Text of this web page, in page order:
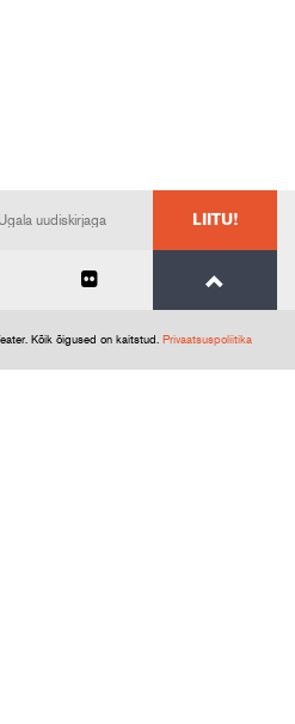
LIITU!
Kõik õigused on kaitstud. Privaatsuspoliitika